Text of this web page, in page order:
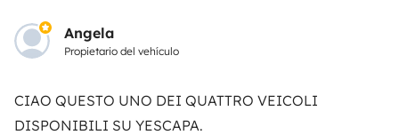
Angela
Propietario del vehículo
CIAO QUESTO UNO DEI QUATTRO VEICOLI
DISPONIBILI SU YESCAPA.
PROPIETARIOS
Contrato de alquiler